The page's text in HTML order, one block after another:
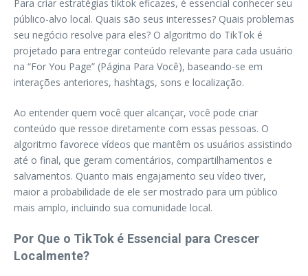
Para criar estratégias tiktok eficazes, é essencial conhecer seu
público-alvo local. Quais são seus interesses? Quais problemas
seu negócio resolve para eles? O algoritmo do TikTok é
projetado para entregar conteúdo relevante para cada usuário
na “For You Page” (Página Para Você), baseando-se em
interações anteriores, hashtags, sons e localização.
Ao entender quem você quer alcançar, você pode criar
conteúdo que ressoe diretamente com essas pessoas. O
algoritmo favorece vídeos que mantêm os usuários assistindo
até o final, que geram comentários, compartilhamentos e
salvamentos. Quanto mais engajamento seu vídeo tiver,
maior a probabilidade de ele ser mostrado para um público
mais amplo, incluindo sua comunidade local.
Por Que o TikTok é Essencial para Crescer
Localmente?